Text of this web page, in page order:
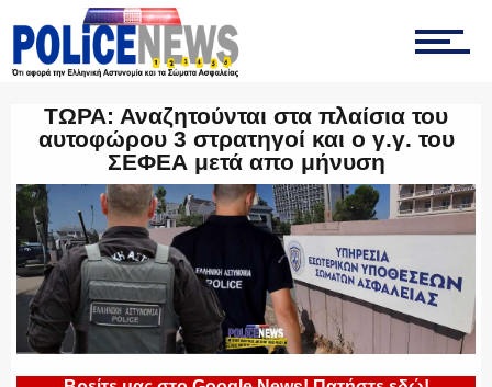
ΟΠΚΕ
ΕΚΑΜ
ΤΩΡΑ: Αναζητούνται στα πλαίσια του
αυτοφώρου 3 στρατηγοί και ο γ.γ. του
ΣΕΦΕΑ μετά απο μήνυση